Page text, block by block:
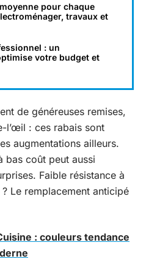
pour chaque
travaux et
: un
votre budget et
de généreuses remises,
l’œil : ces rabais sont
augmentations ailleurs.
bas coût peut aussi
Faible résistance à
Le remplacement anticipé
: couleurs tendance